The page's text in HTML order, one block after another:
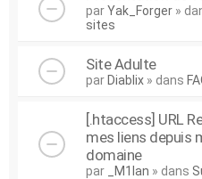
parYak_Forger »
sites
Site Adulte
par Diablix » dans
[.htaccess] URL
mes liens depuis
domaine
par _M1lan » dans